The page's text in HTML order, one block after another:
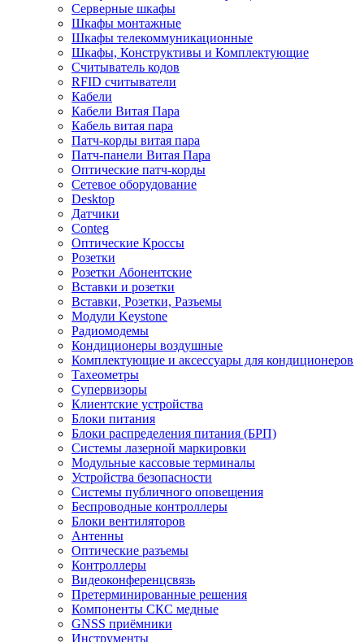
Серверные шкафы
Шкафы монтажные
Шкафы телекоммуникационные
Шкафы, Конструктивы и Комплектующие
Считыватель кодов
RFID считыватели
Кабели
Кабели Витая Пара
Кабель витая пара
Патч-корды витая пара
Патч-панели Витая Пара
Оптические патч-корды
Сетевое оборудование
Desktop
Датчики
Conteg
Оптические Кроссы
Розетки
Розетки Абонентские
Вставки и розетки
Вставки, Розетки, Разъемы
Модули Keystone
Радиомодемы
Кондиционеры воздушные
Комплектующие и аксессуары для кондиционеров
Тахеометры
Супервизоры
Клиентские устройства
Блоки питания
Блоки распределения питания (БРП)
Системы лазерной маркировки
Модульные кассовые терминалы
Устройства безопасности
Системы публичного оповещения
Беспроводные контроллеры
Блоки вентиляторов
Антенны
Оптические разъемы
Контроллеры
Видеоконференцсвязь
Претерминированные решения
Компоненты СКС медные
GNSS приёмники
Инструменты